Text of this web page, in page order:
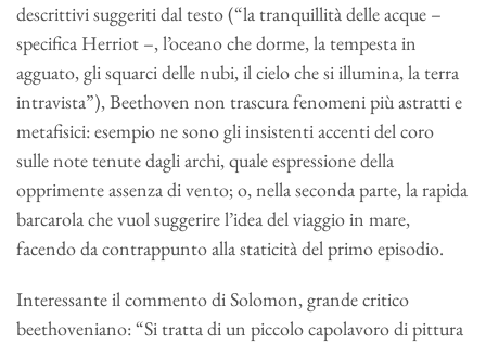
descrittivi suggeriti dal testo (“la tranquillità delle acque –
specifica Herriot –, l’oceano che dorme, la tempesta in
agguato, gli squarci delle nubi, il cielo che si illumina, la terra
intravista”), Beethoven non trascura fenomeni più astratti e
metafisici: esempio ne sono gli insistenti accenti del coro
sulle note tenute dagli archi, quale espressione della
opprimente assenza di vento; o, nella seconda parte, la rapida
barcarola che vuol suggerire l’idea del viaggio in mare,
facendo da contrappunto alla staticità del primo episodio.
Interessante il commento di Solomon, grande critico
beethoveniano: “Si tratta di un piccolo capolavoro di pittura